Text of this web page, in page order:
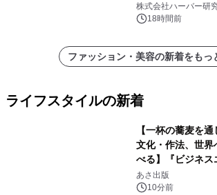
株式会社ハーバー研
18時間前
ファッション・美容の新着をもっ
ライフスタイルの新着
【一杯の蕎麦を
文化・作法、世界
べる】『ビジネス
養としての蕎麦』
（火）発売
あさ出版
10分前